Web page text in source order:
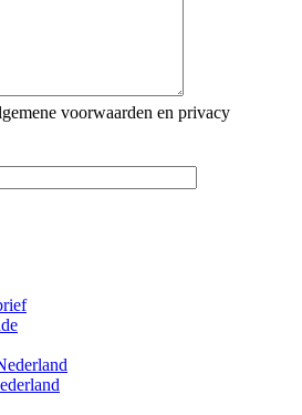
voorwaarden en privacy